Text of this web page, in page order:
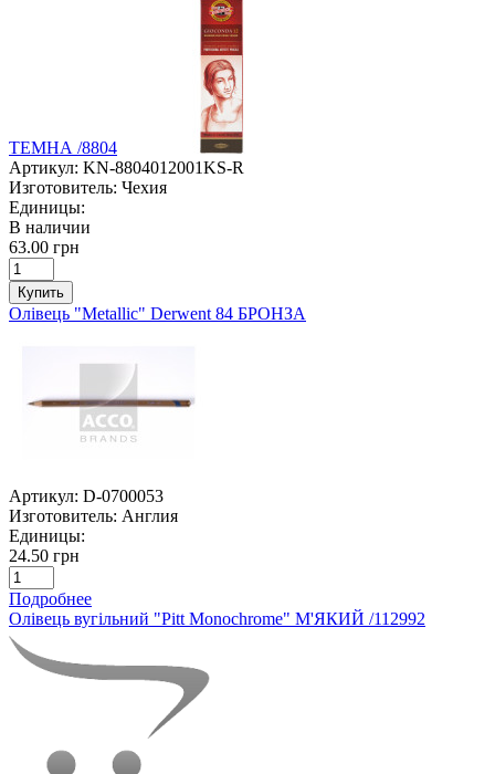
ТЕМНА /8804
Артикул: KN-8804012001KS-R
Изготовитель: Чехия
Единицы:
В наличии
63.00 грн
Купить
Олівець "Metallic" Derwent 84 БРОНЗА
Артикул: D-0700053
Изготовитель: Англия
Единицы:
24.50 грн
Подробнее
Олівець вугільний "Pitt Monochrome" М'ЯКИЙ /112992